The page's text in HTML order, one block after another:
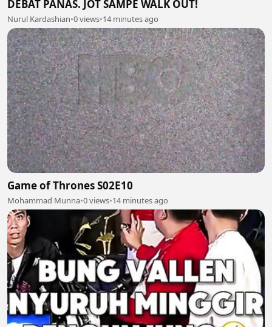
DEBAT PANAS. JOT SAMPE WALK OUT!
Nurul Kardashian•0 views•14 minutes ago
Game of Thrones S02E10
Mohammad Munna•0 views•14 minutes ago